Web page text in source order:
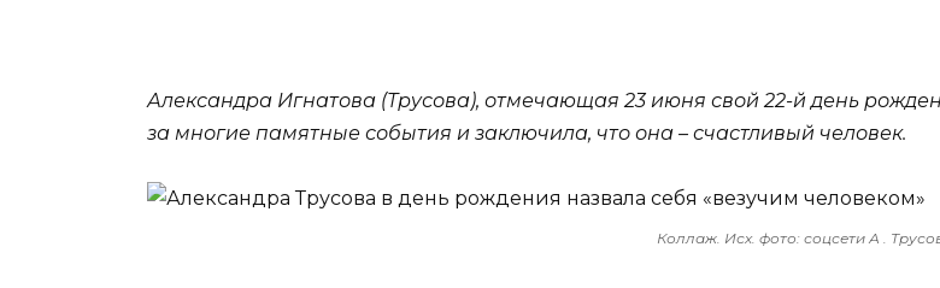
Александра Игнатова (Трусова), отмечающая 23 июня свой 22-й день
за многие памятные события и заключила, что она – счастливый человек.
Коллаж. Исх. фото: соцсети А .